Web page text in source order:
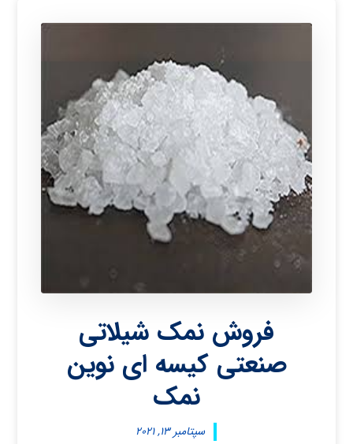
فروش نمک شیلاتی
صنعتی کیسه ای نوین
نمک
سپتامبر ۱۳, ۲۰۲۱